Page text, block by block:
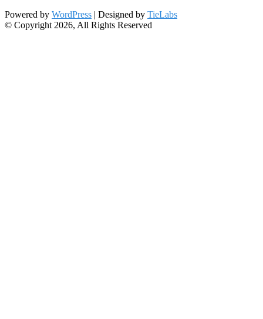
Powered by WordPress | Designed by TieLabs
© Copyright 2026, All Rights Reserved